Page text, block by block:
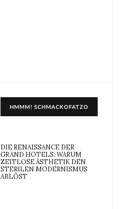
HMMM! SCHMACKOFATZO
DIE RENAISSANCE DER
GRAND HOTELS: WARUM
ZEITLOSE ÄSTHETIK DEN
STERILEN MODERNISMUS
ABLÖST